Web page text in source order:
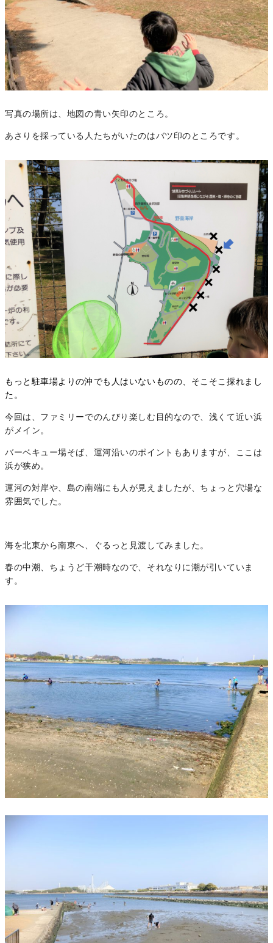
写真の場所は、地図の青い矢印のところ。
あさりを採っている人たちがいたのはバツ印のところです。
もっと駐車場よりの沖でも 人はいないものの、 そこそこ採れまし
た。
今回は、ファミリーでのんびり楽しむ目的なので、浅くて近い浜
がメイン。
バーベキュー場そば、運河沿いのポイントもありますが、ここは
浜が狭め。
運河の対岸や、島の南端にも人が見えましたが、ちょっと穴場な
雰囲気でした。
海を北東から南東へ、ぐるっと見渡してみました。
春の中潮、ちょうど干潮時なので、それなりに潮が引いていま
す。